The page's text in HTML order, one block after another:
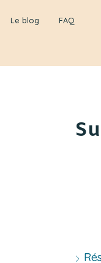
Le blog FAQ